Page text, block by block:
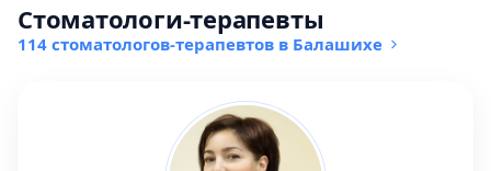
Стоматологи-терапевты
114 стоматологов-терапевтов в Балашихе